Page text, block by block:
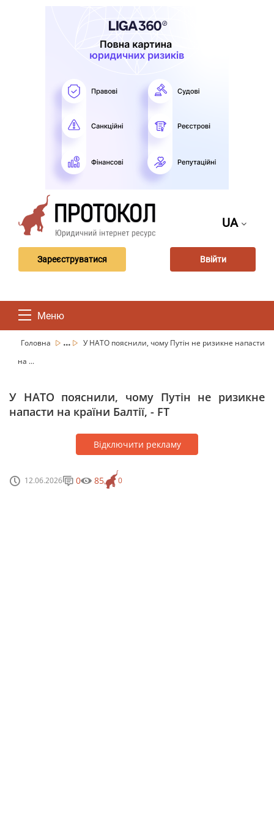
UA
Зареєструватися Ввійти
Меню
Головна ...
У НАТО пояснили, чому Путін не ризикне напасти
на ...
У НАТО пояснили, чому Путін не ризикне
напасти на країни Балтії, - FT
Відключити рекламу
12.06.2026 0
0 85